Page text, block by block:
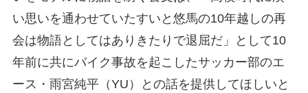
い思いを通わせていたすいと悠馬の10年越しの再
会は物語としてはありきたりで退屈だ」として10
年前に共にバイク事故を起こしたサッカー部のエ
ース・雨宮純平（YU）との話を提供してほしいと